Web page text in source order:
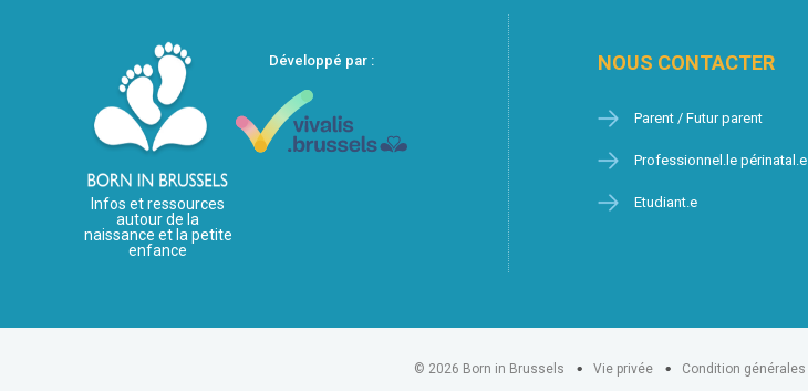
Infos et ressources
autour de la
naissance et la petite
enfance
Développé par : NOUS CONTACTER
Parent / Futur parent
Professionnel.le périnatal.e
Etudiant.e
© 2026 Born in Brussels Vie privée Condition générales